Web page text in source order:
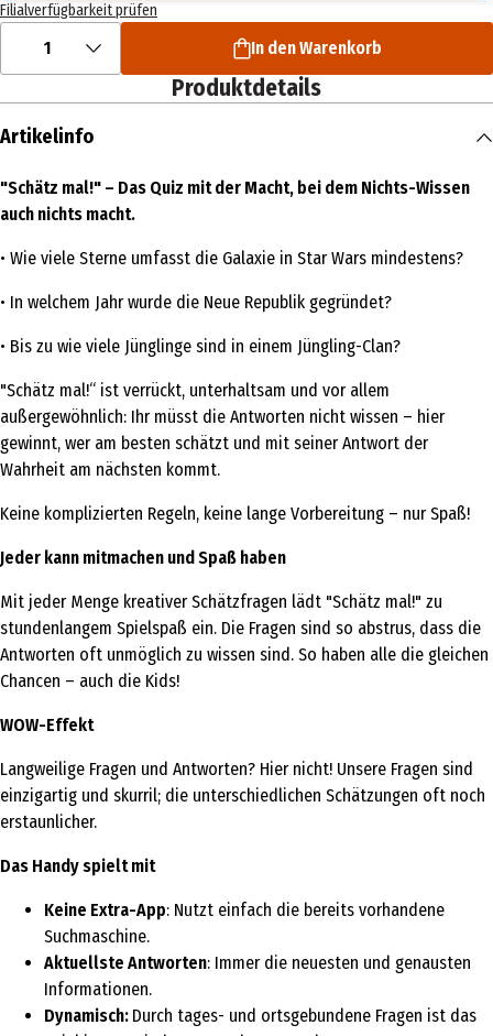
Filialverfügbarkeit prüfen
1 In den Warenkorb
Produktdetails
Artikelinfo
"Schätz mal!" – Das Quiz mit der Macht, bei dem Nichts-Wissen
auch nichts macht.
• Wie viele Sterne umfasst die Galaxie in Star Wars mindestens?
• In welchem Jahr wurde die Neue Republik gegründet?
• Bis zu wie viele Jünglinge sind in einem Jüngling-Clan?
"Schätz mal!“ ist verrückt, unterhaltsam und vor allem
außergewöhnlich: Ihr müsst die Antworten nicht wissen – hier
gewinnt, wer am besten schätzt und mit seiner Antwort der
Wahrheit am nächsten kommt.
Keine komplizierten Regeln, keine lange Vorbereitung – nur Spaß!
Jeder kann mitmachen und Spaß haben
Mit jeder Menge kreativer Schätzfragen lädt "Schätz mal!" zu
stundenlangem Spielspaß ein. Die Fragen sind so abstrus, dass die
Antworten oft unmöglich zu wissen sind. So haben alle die gleichen
Chancen – auch die Kids!
WOW-Effekt
Langweilige Fragen und Antworten? Hier nicht! Unsere Fragen sind
einzigartig und skurril; die unterschiedlichen Schätzungen oft noch
erstaunlicher.
Das Handy spielt mit
Keine Extra-App: Nutzt einfach die bereits vorhandene
Suchmaschine.
Aktuellste Antworten: Immer die neuesten und genausten
Informationen.
Dynamisch: Durch tages- und ortsgebundene Fragen ist das